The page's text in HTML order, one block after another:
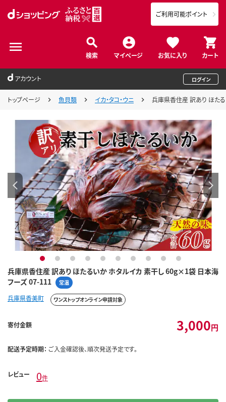
検索 マイページ お気に入り カート
ご利用可能ポイント
アカウント ログイン
トップページ 魚貝類 イカ・タコ・ウニ 兵庫県香住産 訳あり ほた
兵庫県香住産 訳あり ほたるいか ホタルイカ 素干し 60g×1袋 日本海
フーズ 07-111
常温
1 2 3 4 5 6 7 8 9 10
兵庫県香美町 ワンストップオンライン申請対象
寄付金額 3,000円
配送予定時期： ご入金確認後、順次発送予定です。
レビュー 0件